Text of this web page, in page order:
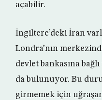
açabilir.
İngiltere’deki İran
Londra’nın
devlet bankasına
da bulunuyor. Bu
girmemek için